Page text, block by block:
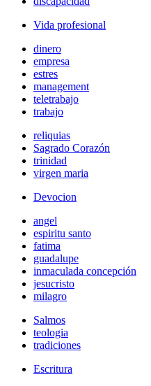
Vida profesional
dinero
empresa
estres
management
teletrabajo
trabajo
reliquias
Sagrado Corazón
trinidad
virgen maria
Devocion
angel
espiritu santo
fatima
guadalupe
inmaculada concepción
jesucristo
milagro
Salmos
teologia
tradiciones
Escritura